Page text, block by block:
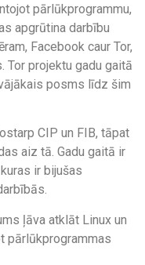
pārlūkprogrammu,
apgrūtina darbību
Facebook caur Tor,
Tor projektu gadu gaitā
posms līdz šim
CIP un FIB, tāpat
aiz tā. Gadu gaitā ir
ir bijušas
ļāva atklāt Linux un
pārlūkprogrammas